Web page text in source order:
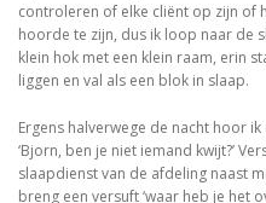
controleren of elke cliënt op zijn of
hoorde te zijn, dus ik loop naar de
klein hok met een klein raam, erin
liggen en val als een blok in slaap.
Ergens halverwege de nacht hoor
‘Bjorn, ben je niet iemand kwijt?’
slaapdienst van de afdeling naast
breng een versuft ‘waar heb je het